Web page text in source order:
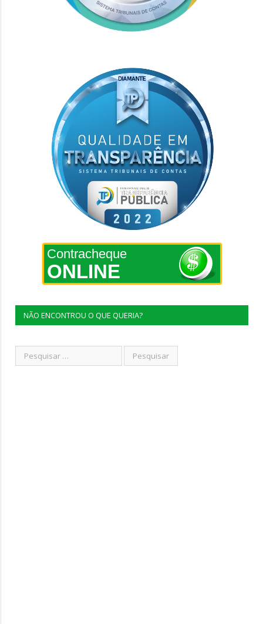
Contracheque
ONLINE
NÃO ENCONTROU O QUE QUERIA?